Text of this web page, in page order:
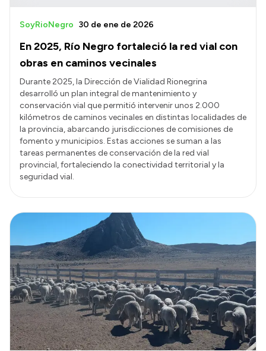
En 2025, Río Negro fortaleció la red vial con
obras en caminos vecinales
SoyRioNegro 30 de ene de 2026
Durante 2025, la Dirección de Vialidad Rionegrina
desarrolló un plan integral de mantenimiento y
conservación vial que permitió intervenir unos 2.000
kilómetros de caminos vecinales en distintas localidades de
la provincia, abarcando jurisdicciones de comisiones de
fomento y municipios. Estas acciones se suman a las
tareas permanentes de conservación de la red vial
provincial, fortaleciendo la conectividad territorial y la
seguridad vial.